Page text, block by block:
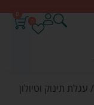
0
/ עגלת תינוק וטיולון